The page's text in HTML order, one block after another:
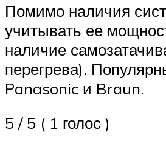
Помимо наличия
учитывать ее
наличие
перегрева).
Panasonic и Braun.
5 / 5 ( 1 голос )